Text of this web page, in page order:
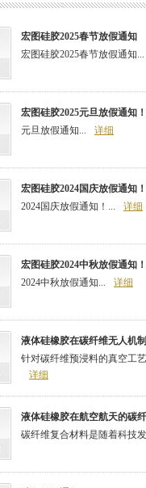
宏图硅胶2025春节放假通知
宏图硅胶2025春节放假通知...
宏图硅胶2025元旦放假通知！
元旦放假通知...
详细
宏图硅胶2024国庆放假通知！
2024国庆放假通知！...
详细
宏图硅胶2024中秋放假通知！
2024中秋放假通知...
详细
液体硅橡胶在碳纤维无人机
针对碳纤维预浸料的真空工
详细
液体硅橡胶在航空航天的碳
碳纤维复合材料是随着科技